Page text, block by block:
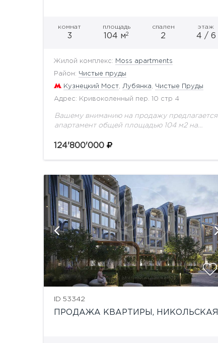
комнат
3
площадь
104 м2
спален
2
этаж
4 / 6
Жилой комплекс: Moss apartments
Район: Чистые пруды
Кузнецкий Мост, Лубянка, Чистые Пруды
Адрес: Кривоколенный пер. 10 стр 4
Вашему вниманию на продажу предлагается
апартамент общей площадью 104 м2 на
переулок, Храм и внутренний двор.Moss
124'800'000
ID 53342
ПРОДАЖА КВАРТИРЫ, НИКОЛЬСКАЯ
показать ещё 6 фотографий